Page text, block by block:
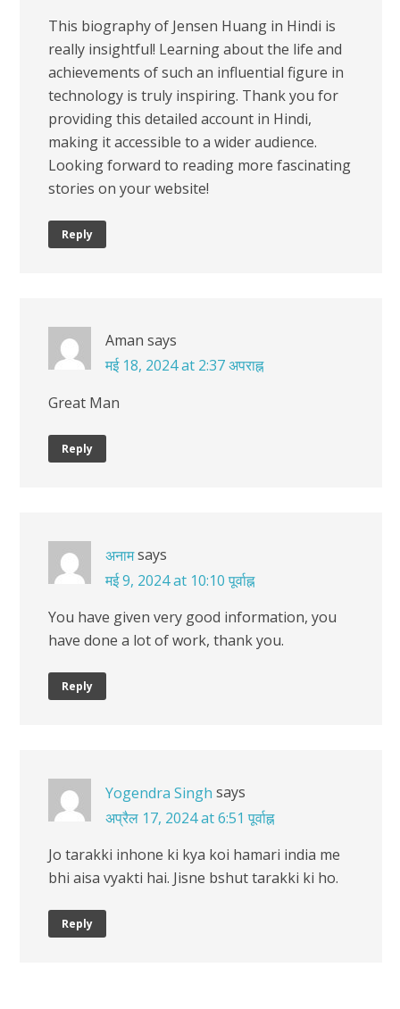
This biography of Jensen Huang in Hindi is
really insightful! Learning about the life and
achievements of such an influential figure in
technology is truly inspiring. Thank you for
providing this detailed account in Hindi,
making it accessible to a wider audience.
Looking forward to reading more fascinating
stories on your website!
Reply
Aman says
मई 18, 2024 at 2:37 अपराह्न
Great Man
Reply
अनामsays
मई 9, 2024 at 10:10 पूर्वाह्न
You have given very good information, you
have done a lot of work, thank you.
Reply
Yogendra Singh says
अप्रैल 17, 2024 at 6:51 पूर्वाह्न
Jo tarakki inhone ki kya koi hamari india me
bhi aisa vyakti hai. Jisne bshut tarakki ki ho.
Reply